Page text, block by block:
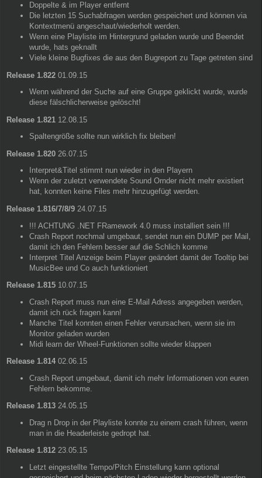
Doppelte & im Player entfernt
Die letzten 15 Suchabfragen werden gespeichert und können via
Kontextmenü angeschaut/wiederholt werden.
Wenn eine Playliste im Hintergrund geladen wurde und Beendet
wurde, hats geknallt
Viele kleine Bugfixes die aus den Bugreport zu Tage getreten sind
Release 1.822 01.09.15
Wenn während der Suche auf eine Gruppe geklickt wurde, wurde
diese fälschlicherweise gelöscht!
Release 1.821 12.08.15
Spaltengröße sollte nun wirklich fix bleiben!
Release 1.820 26.07.15
Interpret&Titel stimmt nun wieder in den Playern
Wenn der zuletzt verwendete Sound Ornder nicht mehr existiert
hat, konnten keine Files mehr hinzugefügt werden.
Release 1.816/7/8/9 24.07.15
!!! ACHTUNG .NET FRamework 4.0 muss installiert sein !!!
Crash Report nochmal umgebaut, sendet nun ein DUMP per Mail,
damit ich den Fehlern besser auf die Schlich komme
Interpret Titel Anzeige beim Player geändert damit der Tooltip bei
MusicBee und Co auch funktioniert
Release 1.815 10.07.15
Crash Report muss nun eine E-Mail Adress angegeben werden,
damit ich rück fragen kann!
Manche Titel konnten einen Fehler verursachen, wenn sie im
Monitor geladen wurden
Midi learn der Wheel-Funktionen sollte wieder klappen
Release 1.814 02.06.15
Crash Report umgebaut, damit ich mehr Informationen von euren
Fehlern bekomme.
Release 1.813 24.05.15
Drag n Drop in der Playliste konnte zu einem crash führen, wenn
man in die Headerleiste gedropt hat.
Release 1.812 23.05.15
Letzt eingestellte Tempo/Pitch Einstellung kann optional